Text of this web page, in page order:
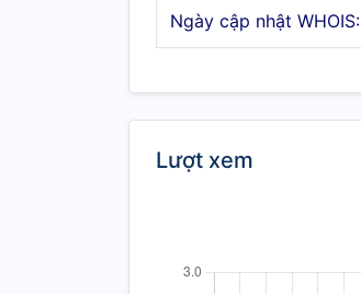
Ngày cập nhật WHOIS:
Lượt xem